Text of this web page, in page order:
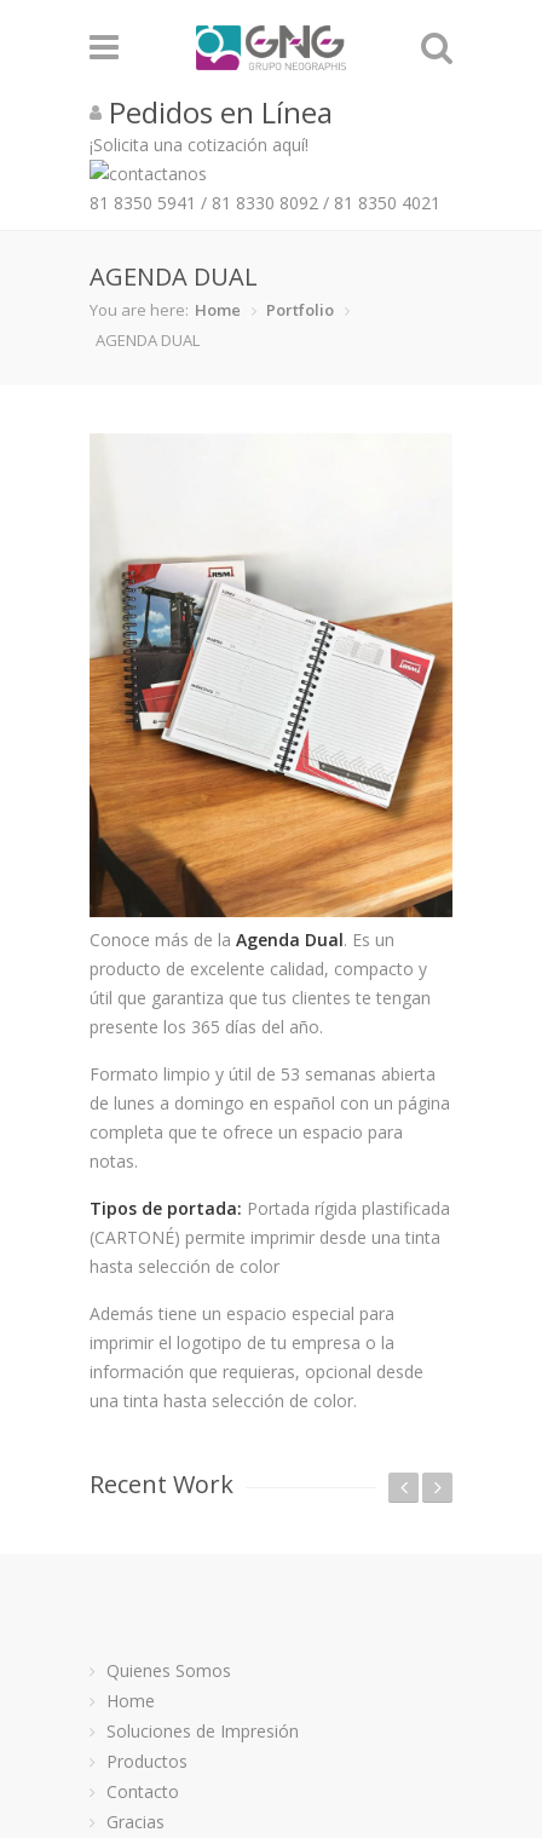
Pedidos en Línea
¡Solicita una cotización aquí!
81 8350 5941 / 81 8330 8092 / 81 8350 4021
AGENDA DUAL
You are here: Home
Portfolio
AGENDA DUAL
Conoce más de la Agenda Dual. Es un
producto de excelente calidad, compacto y
útil que garantiza que tus clientes te tengan
presente los 365 días del año.
Formato limpio y útil de 53 semanas abierta
de lunes a domingo en español con un página
completa que te ofrece un espacio para
notas.
Tipos de portada: Portada rígida plastificada
(CARTONÉ) permite imprimir desde una tinta
hasta selección de color
Además tiene un espacio especial para
imprimir el logotipo de tu empresa o la
información que requieras, opcional desde
una tinta hasta selección de color.
Recent Work
Quienes Somos
Home
Soluciones de Impresión
Productos
Contacto
Gracias